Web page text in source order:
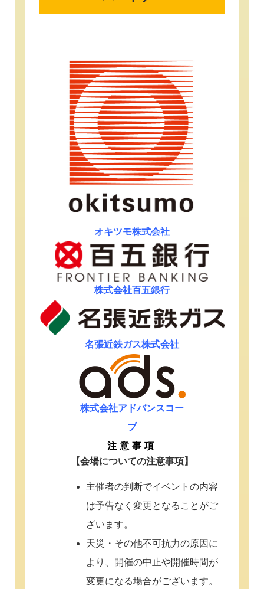
オキツモ株式会社
株式会社百五銀行
名張近鉄ガス株式会社
株式会社アドバンスコー
プ
注意事項
【会場についての注意事項】
主催者の判断でイベントの内容
は予告なく変更となることがご
ざいます。
天災・その他不可抗力の原因に
より、開催の中止や開催時間が
変更になる場合がございます。